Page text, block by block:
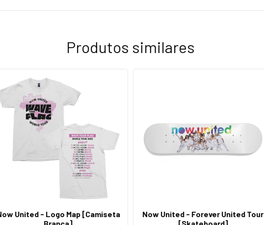
Produtos similares
United - Logo Map [Camiseta
Now United - Forever United Tour